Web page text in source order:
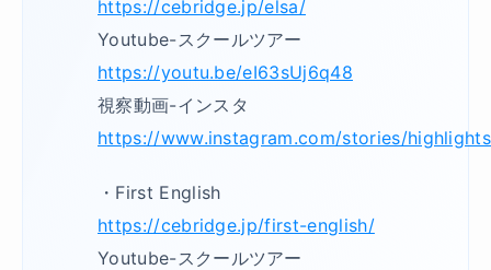
https://cebridge.jp/elsa/
Youtube-スクールツアー
https://youtu.be/eI63sUj6q48
視察動画-インスタ
https://www.instagram.com/stories/
・First English
https://cebridge.jp/first-english/
Youtube-スクールツアー